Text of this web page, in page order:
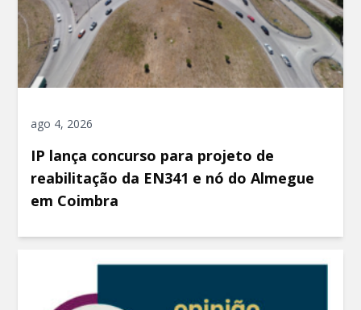
ago 4, 2026
IP lança concurso para projeto de
reabilitação da EN341 e nó do Almegue
em Coimbra